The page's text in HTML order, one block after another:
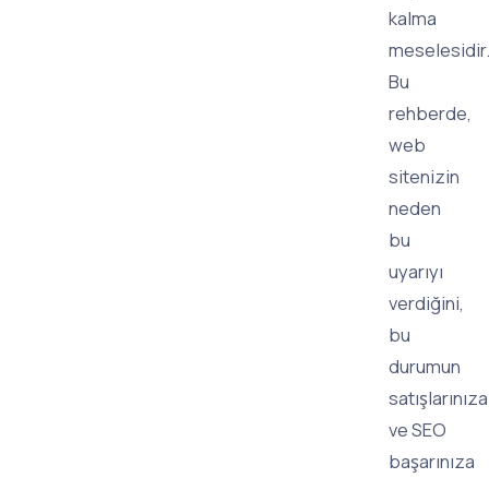
kalma
meselesidir.
Bu
rehberde,
web
sitenizin
neden
bu
uyarıyı
verdiğini,
bu
durumun
satışlarınıza
ve SEO
başarınıza